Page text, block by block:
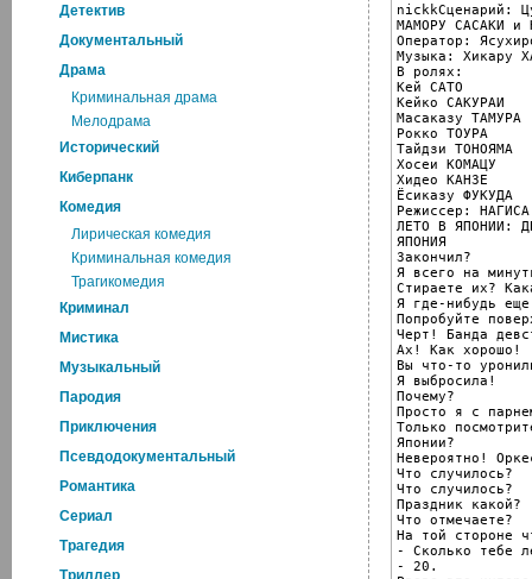
Детектив
Документальный
Драма
Криминальная драма
Мелодрама
Исторический
Киберпанк
Комедия
Лирическая комедия
Криминальная комедия
Трагикомедия
Криминал
Мистика
Музыкальный
Пародия
Приключения
Псевдодокументальный
Романтика
Cериал
Трагедия
Триллер
nickkСценарий:
МАМОРУ САСАКИ и
Оператор:
Музыка: Хикару
В ролях:
Кей САТО
Кейко САКУРАИ
Масаказу ТАМУРА
Рокко ТОУРА
Тайдзи ТОНОЯМА
Хосеи КОМАЦУ
Хидео КАНЗЕ
Ёсиказу ФУКУДА
Режиссер:
ЛЕТО В ЯПОНИИ:
ЯПОНИЯ
Закончил?
Я всего на
Стираете их?
Я где-нибудь
Попробуйте
Черт! Банда
Ах! Как хорошо!
Вы что-то
Я выбросила!
Почему?
Просто я с
Только
Японии?
Невероятно!
Что случилось?
Что случилось?
Праздник какой?
Что отмечаете?
На той стороне
- Сколько тебе
- 20.